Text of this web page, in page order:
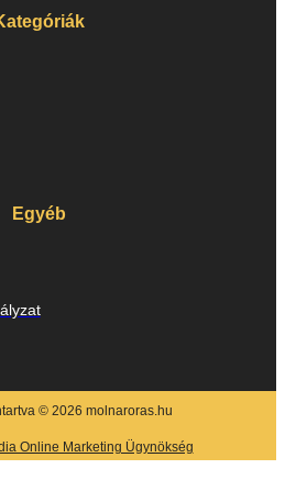
Egyéb
© 2026 molnaroras.hu
Online Marketing Ügynökség